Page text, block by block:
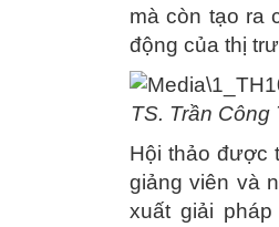
mà còn tạo ra
động của thị
TS. Trần
Hội thảo được
giảng viên và
xuất giải